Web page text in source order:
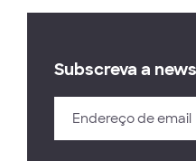
Subscreva a